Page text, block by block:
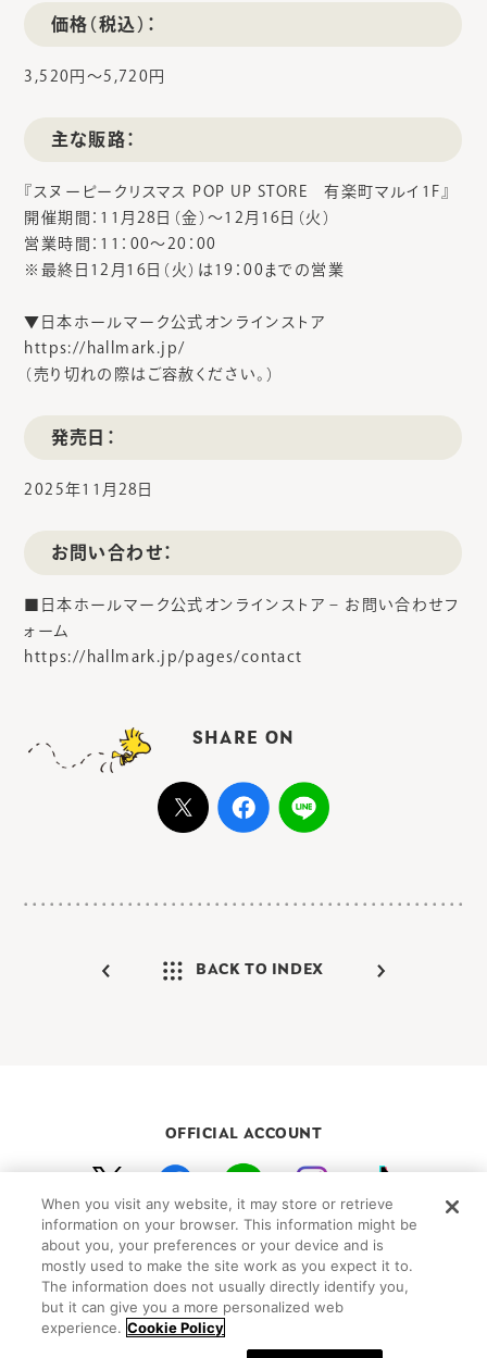
価格（税込）：
3,520円～5,720円
主な販路：
『スヌーピークリスマス POP UP STORE 有楽町マルイ1F』
開催期間：11月28日（金）～12月16日（火）
営業時間：11：00～20：00
※最終日12月16日（火）は19：00までの営業
▼日本ホールマーク公式オンラインストア
https://hallmark.jp/
（売り切れの際はご容赦ください。）
発売日：
2025年11月28日
お問い合わせ：
■日本ホールマーク公式オンラインストア – お問い合わせフ
ォーム
https://hallmark.jp/pages/contact
SHARE ON
BACK TO INDEX
OFFICIAL ACCOUNT
初めての方向けガイド FAQ
プライバシーポリシー サイトマップ
Cookie Settings
©Peanuts Worldwide LLC
When you visit any website, it may store or retrieve
information on your browser. This information might be
about you, your preferences or your device and is
mostly used to make the site work as you expect it to.
The information does not usually directly identify you,
but it can give you a more personalized web
experience. Cookie Policy